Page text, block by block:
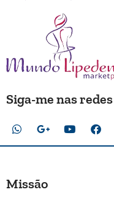
Siga-me nas
Missão